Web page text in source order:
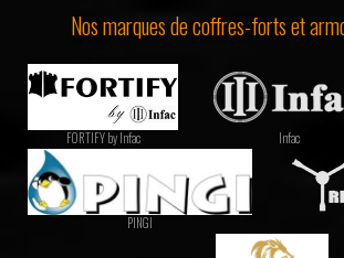
Nos marques de coffres-forts et
FORTIFY by Infac Infac
PINGI